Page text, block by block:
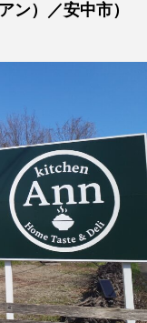
ン）／安中市）